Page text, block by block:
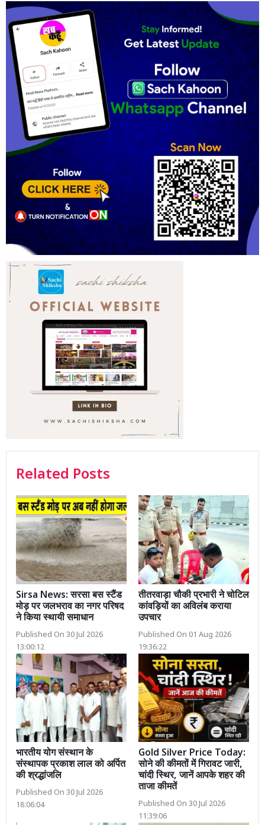
Related Posts
Sirsa News: सरसा बस स्टैंड
मोड़ पर जलभराव का नगर परिषद
ने किया स्थायी समाधान
Published On 30 Jul 2026
13:00:12
तीतरवाड़ा चौकी प्रभारी ने चोटिल
कांवड़ियों का अविलंब कराया
उपचार
Published On 01 Aug 2026
19:36:22
भारतीय योग संस्थान के
संस्थापक प्रकाश लाल को अर्पित
की श्रद्धांजलि
Published On 30 Jul 2026
18:06:04
Gold Silver Price Today:
सोने की कीमतों में गिरावट जारी,
चांदी स्थिर, जानें आपके शहर की
ताजा कीमतें
Published On 30 Jul 2026
11:39:06